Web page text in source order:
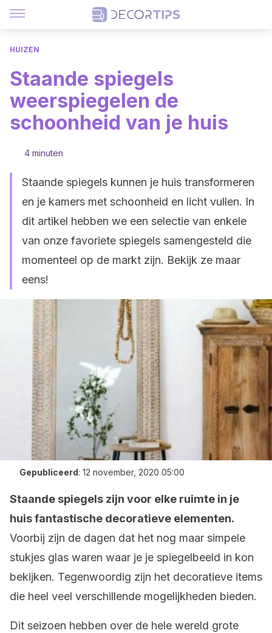
HUIZEN
Staande spiegels
weerspiegelen de
schoonheid van je huis
4 minuten
Staande spiegels kunnen je huis transformeren
en je kamers met schoonheid en licht vullen. In
dit artikel hebben we een selectie van enkele
van onze favoriete spiegels samengesteld die
momenteel op de markt zijn. Bekijk ze maar
eens!
Gepubliceerd: 12 november, 2020 05:00
Staande spiegels zijn voor elke ruimte in je
huis fantastische decoratieve elementen.
Voorbij zijn de dagen dat het nog maar simpele
stukjes glas waren waar je je spiegelbeeld in kon
bekijken. Tegenwoordig zijn het decoratieve items
die heel veel verschillende mogelijkheden bieden.
Dit seizoen hebben over de hele wereld grote